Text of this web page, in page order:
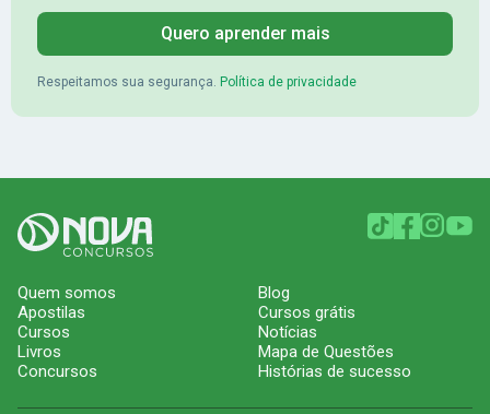
Quero aprender mais
Respeitamos sua segurança. Política de privacidade
Quem somos
Apostilas
Cursos
Livros
Concursos
Blog
Cursos grátis
Notícias
Mapa de Questões
Histórias de sucesso